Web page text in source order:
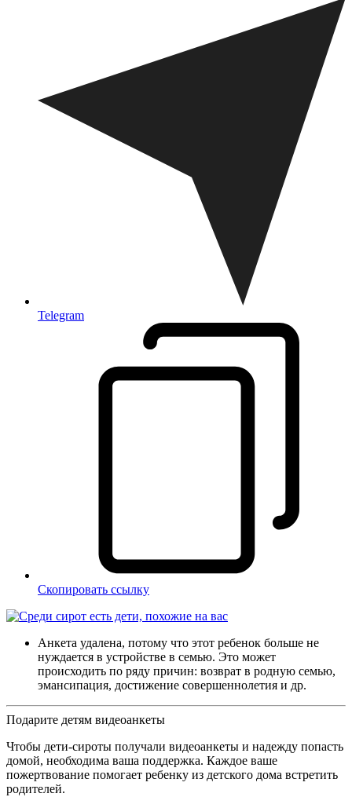
Telegram
Скопировать ссылку
Анкета удалена, потому что этот ребенок больше не
нуждается в устройстве в семью. Это может
происходить по ряду причин: возврат в родную семью,
эмансипация, достижение совершеннолетия и др.
Подарите детям видеоанкеты
Чтобы дети-сироты получали видеоанкеты и надежду попасть
домой, необходима ваша поддержка. Каждое ваше
пожертвование помогает ребенку из детского дома встретить
родителей.